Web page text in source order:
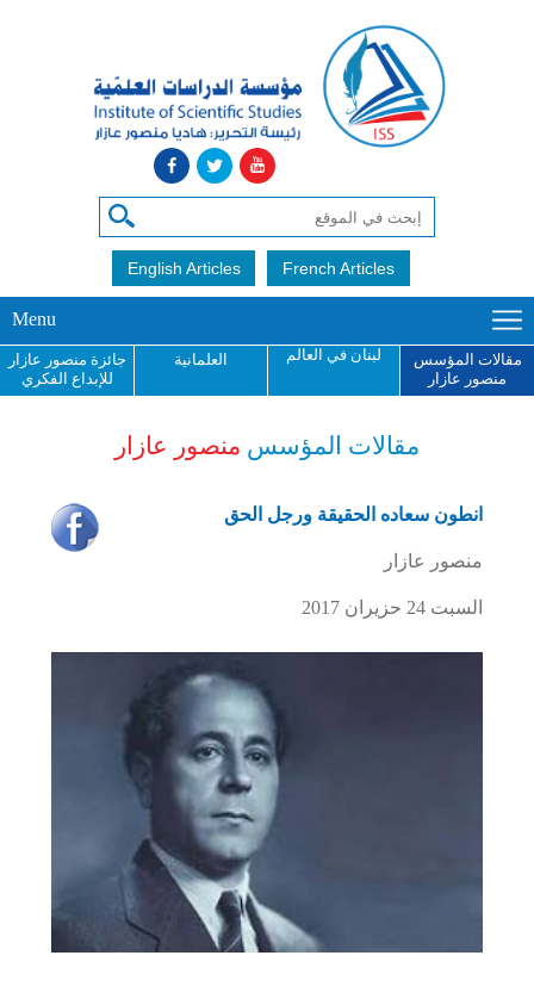
English Articles French Articles
Menu
مقالات المؤسس
منصور عازار
لبنان في العالم العلمانية
جائزة منصور عازار
للإبداع الفكري
مقالات المؤسس منصور عازار
انطون سعاده الحقيقة ورجل الحق
منصور عازار
السبت 24 حزيران 2017